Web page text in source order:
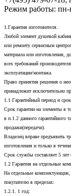
Режим работы: пн-
1.Гарантия изготовителя.
Любой элемент душевой
или ремонту сервисным
материала или изготовления,
всех требований
эксплуатации/монтажа.
Право принятия решения о
принадлежит исключительно
1.1 Гарантийный период и
Срок гарантии на элементы в
в п.1.2 данного гарантийного
продажи(передачи).
Владелец вправе предъявить
изготовления и только в
Срок службы составляет 5 лет
1.2 Гарантия на отдельные
На отдельные комплектующие,
покупателю в пределах:
1.2.1. 1 год: